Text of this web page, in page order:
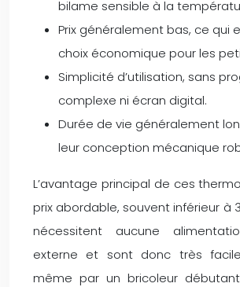
bilame sensible à la
Prix généralement bas, ce qui
choix économique pour les
Simplicité d’utilisation, sans
complexe ni écran digital.
Durée de vie généralement
leur conception mécanique
L’avantage principal de ces
prix abordable, souvent inférieur à
nécessitent aucune
externe et sont donc très
même par un bricoleur